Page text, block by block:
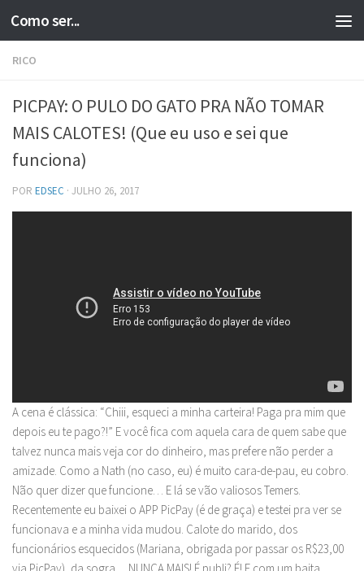
Skip to content
Como ser...
RICO
PICPAY: O PULO DO GATO PRA NÃO TOMAR
MAIS CALOTES! (Que eu uso e sei que
funciona)
POR EDSEC · JULHO 26, 2017
A cena é clássica: “Chiii, esqueci a minha carteira! Paga pra mim que
depois eu te pago?!” E você fica com aquela cara de quem sabe que
talvez nunca mais veja cor do dinheiro, mas prefere não perder a
amizade. Como a Nath (no caso, eu) é muito cara-de-pau, eu cobro.
Não quer dizer que funcione… E lá se vão valiosos Temers.
Recentemente eu baixei o APP PicPay (é de graça) e testei pra ver se
funcionava e a minha vida mudou. Calote do marido, dos
funcionários esquecidos (Mariana, obrigada por passar os R$23,00